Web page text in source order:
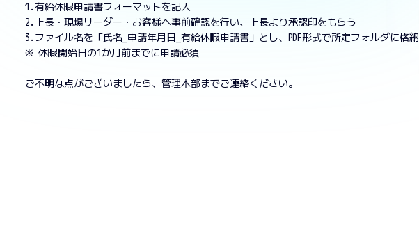
1.有給休暇申請書フォーマットを記入
2.上長・現場リーダー・お客様へ事前確認を行い、上長より承認印をもらう
3.ファイル名を「氏名_申請年月日_有給休暇申請書」とし、PDF形式で所定フォルダに格納
※ 休暇開始日の1か月前までに申請必須
ご不明な点がございましたら、管理本部までご連絡ください。